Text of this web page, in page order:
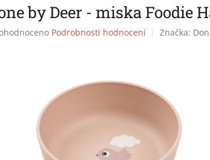
by Deer - miska Foodie
Podrobnosti hodnocení Značka: